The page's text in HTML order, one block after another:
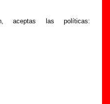
aceptas las políticas:
también se mostrarán en
a medida que estén
con su publicación, los
canciones (productor,